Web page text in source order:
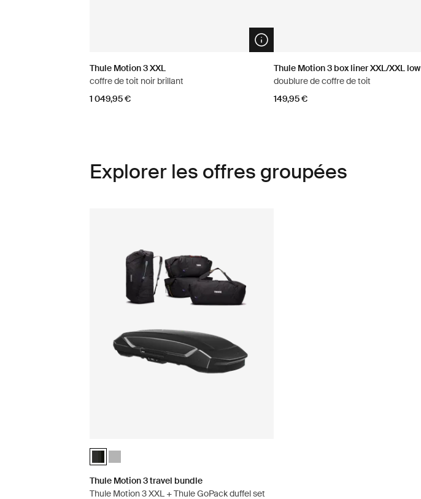
Open info modal
Thule Motion 3 XXL
coffre de toit noir brillant
1 049,95 €
Thule Motion 3 box liner XXL/XXL low
doublure de coffre de toit
149,95 €
Explorer les offres groupées
Thule Motion 3 travel bundle Black Glossy (selected)
Thule Motion 3 travel bundle Titan Glossy
Thule Motion 3 travel bundle
Thule Motion 3 XXL + Thule GoPack duffel set